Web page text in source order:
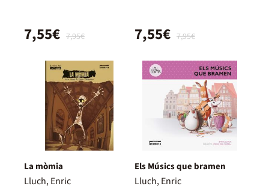
7,95€
7,55€ 7,95€
7,55€
La mòmia
Lluch, Enric
Els Músics que bramen
Lluch, Enric